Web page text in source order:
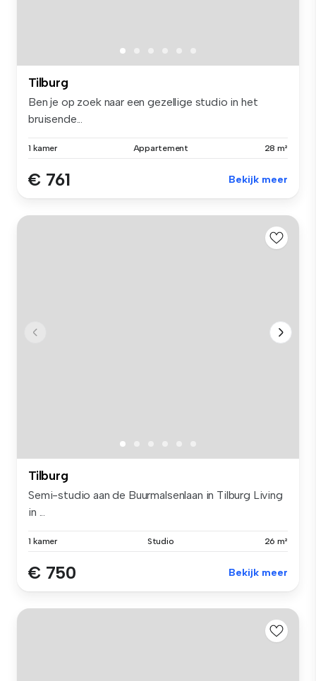
Tilburg
Ben je op zoek naar een gezellige studio in het
bruisende...
1 kamer Appartement 28 m²
€ 761 Bekijk meer
Tilburg
Semi-studio aan de Buurmalsenlaan in Tilburg Living
in ...
1 kamer Studio 26 m²
€ 750 Bekijk meer